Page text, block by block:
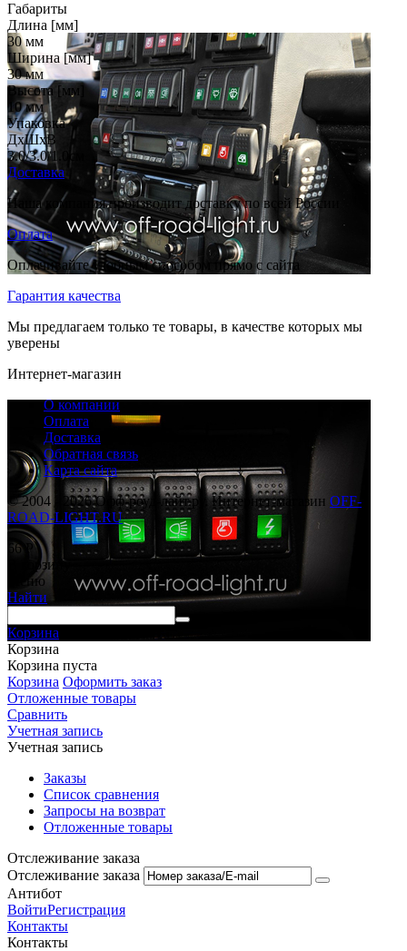
Габариты
Длина [мм]
30мм
Ширина [мм]
30мм
Высота [мм]
10мм
Упаковка
ДхШхВ
3.0/3.0/1.0
см
Доставка
Наша компания производит доставку по всей России
Оплата
Оплачивайте удобным способом прямо с сайта
Гарантия качества
Мы предлагаем только те товары, в качестве которых мы
уверены
Интернет-магазин
О компании
Оплата
Доставка
Обратная связь
Карта сайта
© 2004 - 2026 Офф-роуд-лайт.ру. Интернет-магазин OFF-
ROAD-LIGHT.RU
66
В корзину
Меню
Найти
Корзина
Корзина
Корзина пуста
Корзина Оформить заказ
Отложенные товары
Сравнить
Учетная запись
Учетная запись
Заказы
Список сравнения
Запросы на возврат
Отложенные товары
Отслеживание заказа
Отслеживание заказа
Антибот
ВойтиРегистрация
Контакты
Контакты